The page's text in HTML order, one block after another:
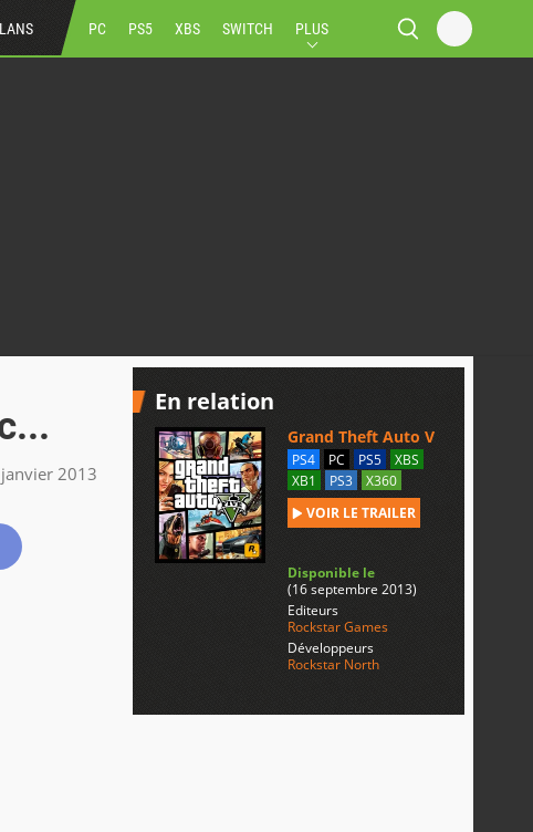
PC PS5 XBS SWITCH PLUS
2013
En relation
Grand Theft Auto V
PS4 PC PS5
XBS
XB1
PS3
X360
VOIR LE TRAILER
Disponible le
(16 septembre 2013)
Editeurs
Rockstar Games
Développeurs
Rockstar North